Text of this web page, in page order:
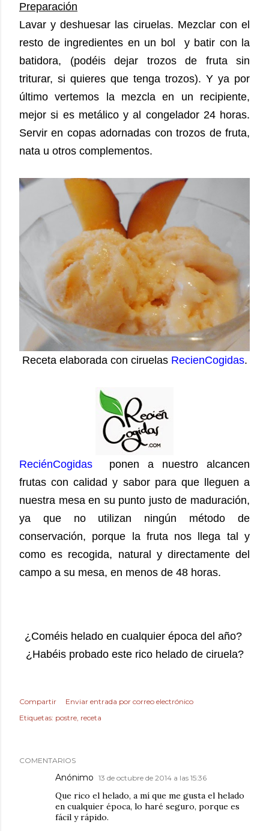
Preparación
Lavar y deshuesar las ciruelas. Mezclar con el
resto de ingredientes en un bol y batir con la
batidora, (podéis dejar trozos de fruta sin
triturar, si quieres que tenga trozos). Y ya por
último vertemos la mezcla en un recipiente,
mejor si es metálico y al congelador 24 horas.
Servir en copas adornadas con trozos de fruta,
nata u otros complementos.
Receta elaborada con ciruelas RecienCogidas.
ReciénCogidas
ponen a nuestro alcancen
frutas con calidad y sabor para que lleguen a
nuestra mesa en su punto justo de maduración,
ya que no utilizan ningún método de
conservación, porque la fruta nos llega tal y
como es recogida, natural y directamente del
campo a su mesa, en menos de 48 horas.
¿Coméis helado en cualquier época del año?
¿Habéis probado este rico helado de ciruela?
Compartir
Enviar entrada por correo electrónico
Etiquetas: postre receta
COMENTARIOS
Anónimo 13 de octubre de 2014 a las 15:36
Que rico el helado, a mí que me gusta el helado
en cualquier época, lo haré seguro, porque es
fácil y rápido.